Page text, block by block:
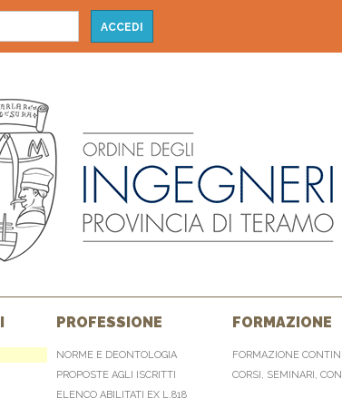
PROFESSIONE
NORME E DEONTOLOGIA
PROPOSTE AGLI ISCRITTI
ELENCO ABILITATI EX L.818
FORMAZIONE
FORMAZIONE
CORSI, SEMINARI,